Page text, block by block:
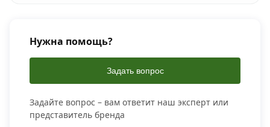
Нужна помощь?
Задать вопрос
Задайте вопрос – вам ответит наш эксперт или
представитель бренда